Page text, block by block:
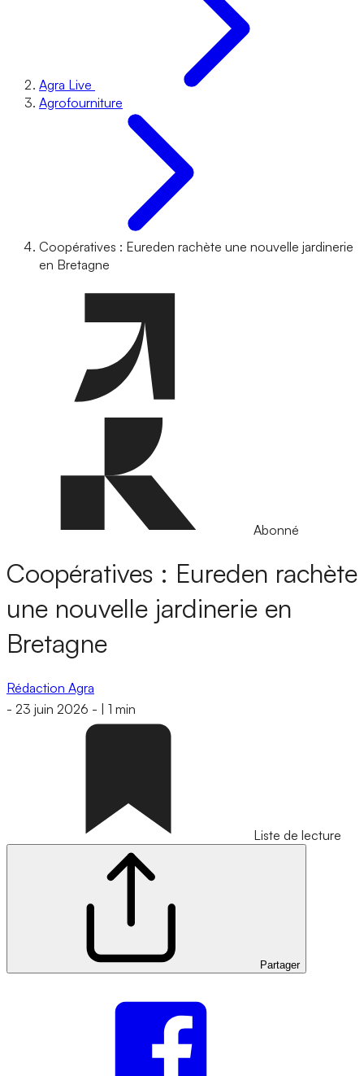
Agra Live
Agrofourniture
Coopératives : Eureden rachète une nouvelle jardinerie
en Bretagne
Abonné
Coopératives : Eureden rachète
une nouvelle jardinerie en
Bretagne
Rédaction Agra
- 23 juin 2026 - 1 min
Liste de lecture
Partager